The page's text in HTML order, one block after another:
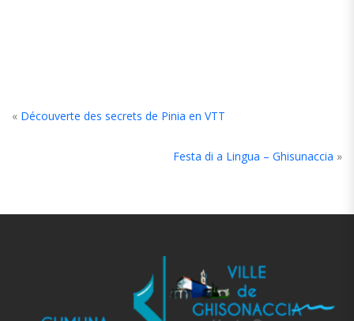
« Découverte des secrets de Pinia en VTT
Festa di a Lingua – Ghisunaccia »